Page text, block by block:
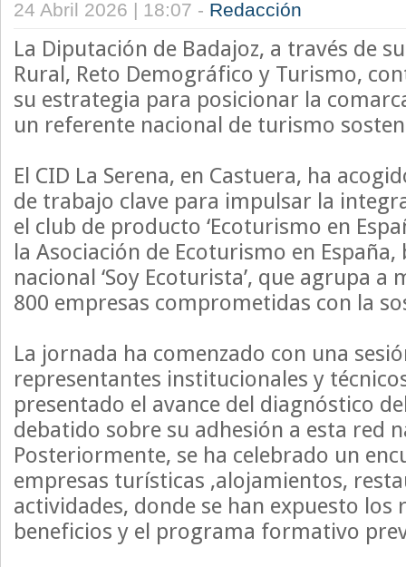
24 Abril 2026 | 18:07 - Redacción
La Diputación de Badajoz, a través de
Rural, Reto Demográfico y Turismo,
su estrategia para posicionar la
un referente nacional de turismo
El CID La Serena, en Castuera, ha
de trabajo clave para impulsar la
el club de producto ‘Ecoturismo en
la Asociación de Ecoturismo en
nacional ‘Soy Ecoturista’, que agrupa a
800 empresas comprometidas con la
La jornada ha comenzado con una
representantes institucionales y
presentado el avance del diagnóstico
debatido sobre su adhesión a esta red
Posteriormente, se ha celebrado un
empresas turísticas ,alojamientos,
actividades, donde se han expuesto los
beneficios y el programa formativo